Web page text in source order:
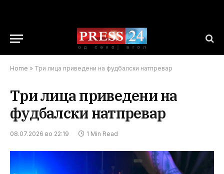
Home » Три лица приведени на фудбалски натпревaр
Три лица приведени на
фудбалски натпревaр
08.07.2026 во 22:19 1 Min Read